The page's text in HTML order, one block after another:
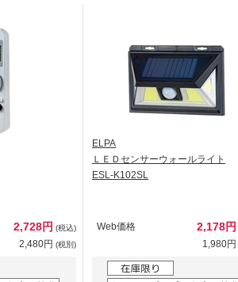
2,728円 (税込)
2,480円 (税別)
ELPA
ＬＥＤセンサーウォールライト
ESL-K102SL
Web価格 2,178円
1,980円